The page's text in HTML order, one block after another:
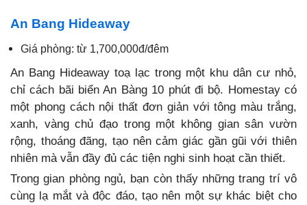
An Bang Hideaway
Giá phòng: từ 1,700,000đ/đêm
An Bang Hideaway toạ lạc trong một khu dân cư nhỏ,
chỉ cách bãi biển An Bàng 10 phút đi bộ. Homestay có
một phong cách nội thất đơn giản với tông màu trắng,
xanh, vàng chủ đạo trong một không gian sân vườn
rộng, thoáng đãng, tạo nên cảm giác gần gũi với thiên
nhiên mà vẫn đầy đủ các tiện nghi sinh hoạt cần thiết.
Trong gian phòng ngủ, bạn còn thấy những trang trí vô
cùng lạ mắt và độc đáo, tạo nên một sự khác biệt cho